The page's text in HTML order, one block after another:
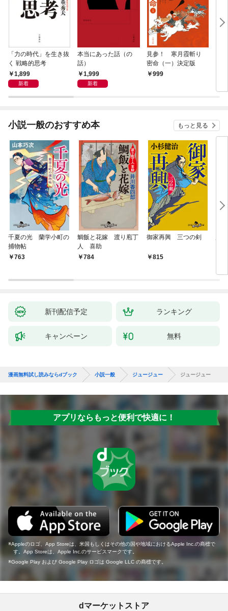
「力の時代」を生き抜
く 戦略的思考
1,899
新着
本当にあった話（の
話）
1,999
新着
見参！ 寒月霞斬り
密命（一）決定版
999
小説一般のおすすめ本 もっと見る
千夏の光 蘭学小町の
捕物帖
763
鯛飯と花嫁 渡り庖丁
人 喜助
784
御家再興 三つの剣
815
新刊配信予定 ランキング
キャンペーン 無料
漫画無料試し読みならdブック 小説一般 ジュージュー ジュージュー
アプリならもっと便利で快適に！
Appleのロゴ、App Storeは、米国もしくはその他の国や地域におけるApple Inc.の商標で
す。App Storeは、Apple Inc.のサービスマークです。
Google Play および Google Play ロゴは Google LLC の商標です。
dマーケットストア